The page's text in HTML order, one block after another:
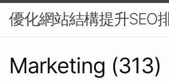
優化網站結構提升SEO
Marketing (313)